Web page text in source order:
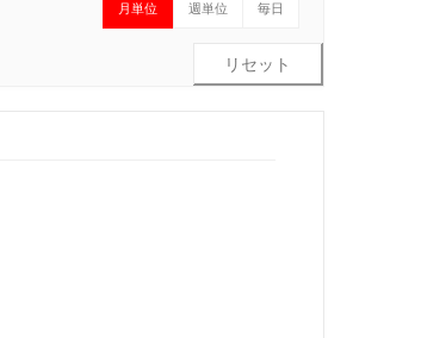
リセット
月単位 週単位 毎日